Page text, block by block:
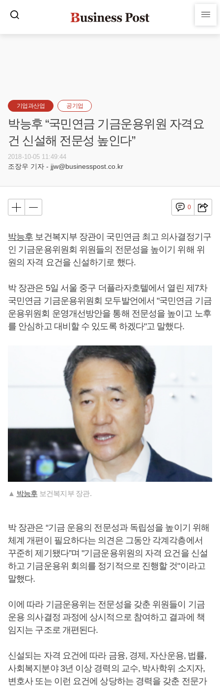
기업과산업 공기업
박능후 “국민연금 기금운용위원 자격요
건 신설해 전문성 높인다”
2018-10-05 11:49:44
조장우 기자 - jjw@businesspost.co.kr
0
박능후 보건복지부 장관이 국민연금 최고 의사결정기구
인 기금운용위원회 위원들의 전문성을 높이기 위해 위
원의 자격 요건을 신설하기로 했다.
박 장관은 5일 서울 중구 더플라자호텔에서 열린 제7차
국민연금 기금운용위원회 모두발언에서 "국민연금 기금
운용위원회 운영개선방안을 통해 전문성을 높이고 노후
를 안심하고 대비할 수 있도록 하겠다"고 말했다.
▲ 박능후 보건복지부 장관.
박 장관은 “기금 운용의 전문성과 독립성을 높이기 위해
체계 개편이 필요하다는 의견은 그동안 각계각층에서
꾸준히 제기됐다”며 "기금운용위원의 자격 요건을 신설
하고 기금운용위 회의를 정기적으로 진행할 것"이라고
말했다.
이에 따라 기금운용위는 전문성을 갖춘 위원들이 기금
운용 의사결정 과정에 상시적으로 참여하고 결과에 책
임지는 구조로 개편된다.
신설되는 자격 요건에 따라 금융, 경제, 자산운용, 법률,
사회복지분야 3년 이상 경력의 교수, 박사학위 소지자,
변호사 또는 이런 요건에 상당하는 경력을 갖춘 전문가